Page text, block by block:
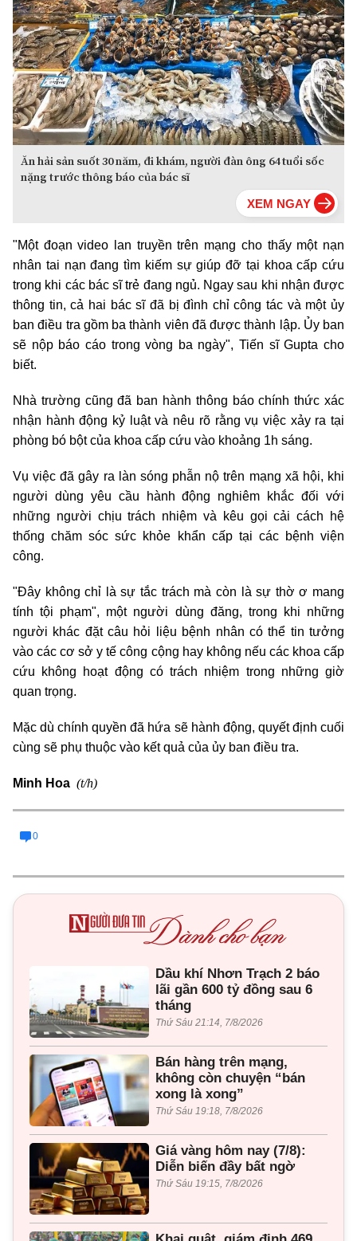
Ăn hải sản suốt 30 năm, đi khám, người đàn ông 64 tuổi sốc
nặng trước thông báo của bác sĩ
"Một đoạn video lan truyền trên mạng cho thấy một nạn
nhân tai nạn đang tìm kiếm sự giúp đỡ tại khoa cấp cứu
trong khi các bác sĩ trẻ đang ngủ. Ngay sau khi nhận được
thông tin, cả hai bác sĩ đã bị đình chỉ công tác và một ủy
ban điều tra gồm ba thành viên đã được thành lập. Ủy ban
sẽ nộp báo cáo trong vòng ba ngày", Tiến sĩ Gupta cho
biết.
Nhà trường cũng đã ban hành thông báo chính thức xác
nhận hành động kỷ luật và nêu rõ rằng vụ việc xảy ra tại
phòng bó bột của khoa cấp cứu vào khoảng 1h sáng.
Vụ việc đã gây ra làn sóng phẫn nộ trên mạng xã hội, khi
người dùng yêu cầu hành động nghiêm khắc đối với
những người chịu trách nhiệm và kêu gọi cải cách hệ
thống chăm sóc sức khỏe khẩn cấp tại các bệnh viện
công.
"Đây không chỉ là sự tắc trách mà còn là sự thờ ơ mang
tính tội phạm", một người dùng đăng, trong khi những
người khác đặt câu hỏi liệu bệnh nhân có thể tin tưởng
vào các cơ sở y tế công cộng hay không nếu các khoa cấp
cứu không hoạt động có trách nhiệm trong những giờ
quan trọng.
Mặc dù chính quyền đã hứa sẽ hành động, quyết định cuối
cùng sẽ phụ thuộc vào kết quả của ủy ban điều tra.
Minh Hoa (t/h)
0
Dầu khí Nhơn Trạch 2 báo
lãi gần 600 tỷ đồng sau 6
tháng
Thứ Sáu 21:14, 7/8/2026
Bán hàng trên mạng,
không còn chuyện “bán
xong là xong”
Thứ Sáu 19:18, 7/8/2026
Giá vàng hôm nay (7/8):
Diễn biến đầy bất ngờ
Thứ Sáu 19:15, 7/8/2026